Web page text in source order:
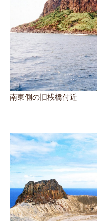
南東側の旧桟橋付近